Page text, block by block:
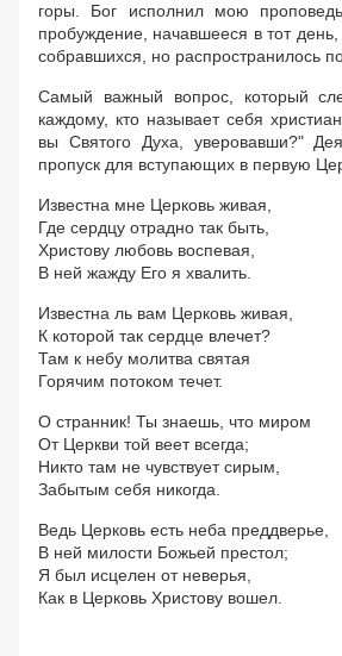
горы. Бог исполнил мою
пробуждение, начавшееся в тот день,
собравшихся, но распространилось по
Самый важный вопрос, который
каждому, кто называет себя
вы Святого Духа, уверовавши?"
пропуск для вступающих в первую
Известна мне Церковь живая,
Где сердцу отрадно так быть,
Христову любовь воспевая,
В ней жажду Его я хвалить.
Известна ль вам Церковь живая,
К которой так сердце влечет?
Там к небу молитва святая
Горячим потоком течет.
О странник! Ты знаешь, что миром
От Церкви той веет всегда;
Никто там не чувствует сирым,
Забытым себя никогда.
Ведь Церковь есть неба преддверье,
В ней милости Божьей престол;
Я был исцелен от неверья,
Как в Церковь Христову вошел.